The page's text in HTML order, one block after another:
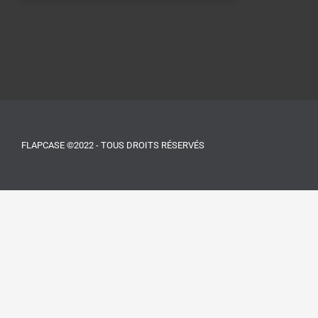
FLAPCASE ©2022 - TOUS DROITS RÉSERVÉS